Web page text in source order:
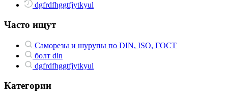
dgfrdfhggtfjytkyul
Часто ищут
Саморезы и шурупы по DIN, ISO, ГОСТ
болт din
dgfrdfhggtfjytkyul
Категории